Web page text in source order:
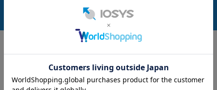
中古Bランク 79,800
もっと見る